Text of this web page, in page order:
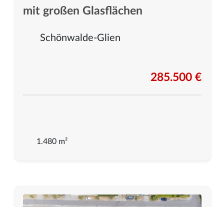
mit großen Glasflächen
Schönwalde-Glien
285.500 €
1.480 m²